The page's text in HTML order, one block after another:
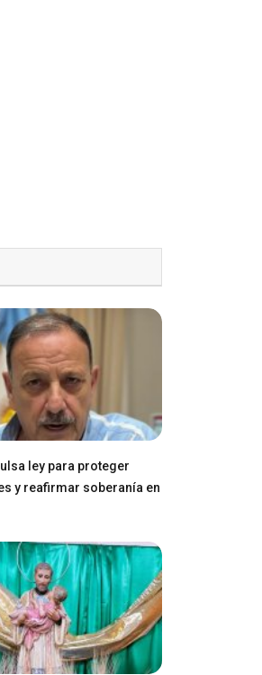
ley para proteger
y reafirmar soberanía en